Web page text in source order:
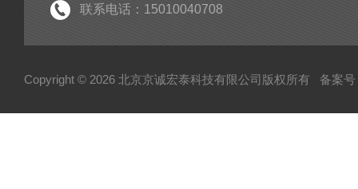
联系电话：15010040708
Copyright © 2026 北京京诚宏泰科技有限公司版权所有 备案号